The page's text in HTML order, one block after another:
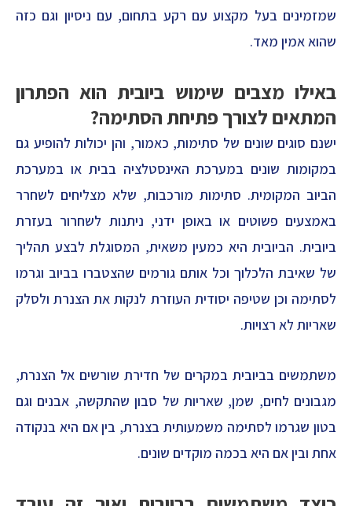
שמזמינים בעל מקצוע עם רקע בתחום, עם ניסיון וגם כזה
שהוא אמין מאד.
באילו מצבים שימוש ביובית הוא הפתרון
המתאים לצורך פתיחת הסתימה?
ישנם סוגים שונים של סתימות, כאמור, והן יכולות להופיע גם
במקומות שונים במערכת האינסטלציה בבית או במערכת
הביוב המקומית. סתימות מורכבות, שלא מצליחים לשחרר
באמצעים פשוטים או באופן ידני, ניתנות לשחרור בעזרת
ביובית. הביובית היא כמעין משאית, המסוגלת לבצע תהליך
של שאיבת הלכלוך וכל אותם גורמים שהצטברו בביוב וגרמו
לסתימה וכן שטיפה יסודית העוזרת לנקות את הצנרת ולסלק
שאריות לא רצויות.
משתמשים בביובית במקרים של חדירת שורשים אל הצנרת,
מגבונים לחים, שמן, שאריות של סבון שהתקשה, אבנים וגם
בטון שגרמו לסתימה משמעותית בצנרת, בין אם היא בנקודה
אחת ובין אם היא בכמה מוקדים שונים.